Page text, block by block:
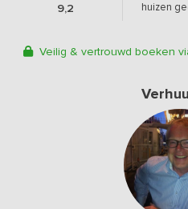
9,2
huizen
Veilig & vertrouwd boeken